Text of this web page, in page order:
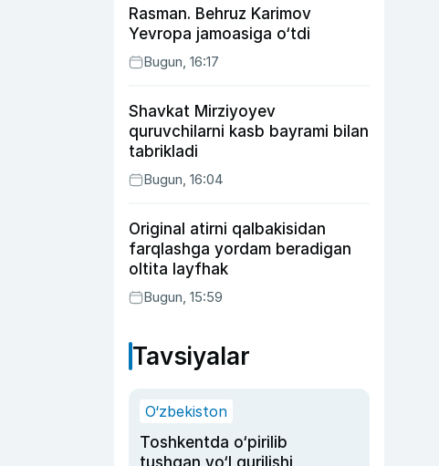
Rasman. Behruz Karimov
Yevropa jamoasiga o‘tdi
Bugun, 16:17
Shavkat Mirziyoyev
quruvchilarni kasb bayrami bilan
tabrikladi
Bugun, 16:04
Original atirni qalbakisidan
farqlashga yordam beradigan
oltita layfhak
Bugun, 15:59
Tavsiyalar
O‘zbekiston
Toshkentda o‘pirilib
tushgan yo‘l qurilishi